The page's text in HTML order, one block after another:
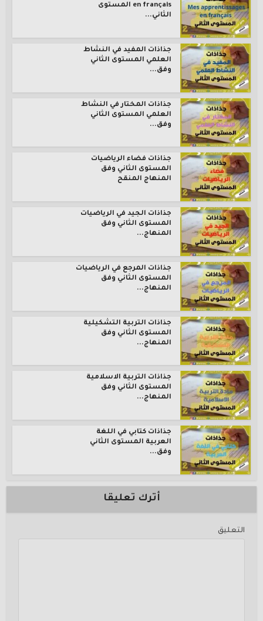
en français المستوى
الثاني...
جذاذات المفيد في النشاط
العلمي المستوى الثاني
وفق...
جذاذات المختار في النشاط
العلمي المستوى الثاني
وفق...
جذاذات فضاء الرياضيات
المستوى الثاني وفق
المنهاج المنقح
جذاذات الجيد في الرياضيات
المستوى الثاني وفق
المنهاج...
جذاذات المرجع في الرياضيات
المستوى الثاني وفق
المنهاج...
جذاذات التربية التشكيلية
المستوى الثاني وفق
المنهاج...
جذاذات التربية الاسلامية
المستوى الثاني وفق
المنهاج...
جذاذات كتابي في اللغة
العربية المستوى الثاني
وفق...
أترك تعليقا
التعليق